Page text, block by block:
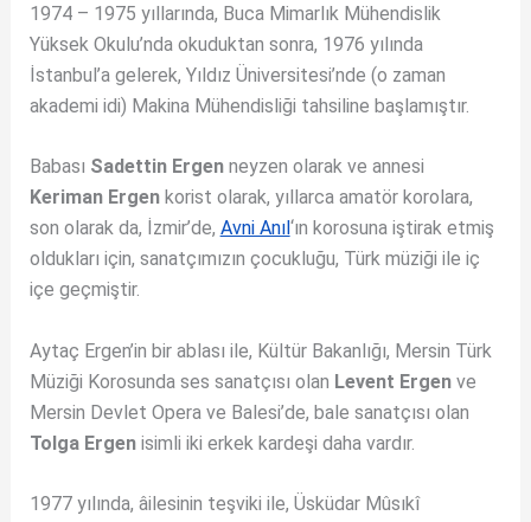
1974 – 1975 yıllarında, Buca Mimarlık Mühendislik
Yüksek Okulu’nda okuduktan sonra, 1976 yılında
İstanbul’a gelerek, Yıldız Üniversitesi’nde (o zaman
akademi idi) Makina Mühendisliği tahsiline başlamıştır.
Babası Sadettin Ergenneyzen olarak ve annesi
Keriman Ergenkorist olarak, yıllarca amatör korolara,
son olarak da, İzmir’de, Avni Anıl ‘ın korosuna iştirak etmiş
oldukları için, sanatçımızın çocukluğu, Türk müziği ile iç
içe geçmiştir.
Aytaç Ergen’in bir ablası ile, Kültür Bakanlığı, Mersin Türk
Müziği Korosunda ses sanatçısı olan Levent Ergenve
Mersin Devlet Opera ve Balesi’de, bale sanatçısı olan
Tolga Ergenisimli iki erkek kardeşi daha vardır.
1977 yılında, âilesinin teşviki ile, Üsküdar Mûsıkî